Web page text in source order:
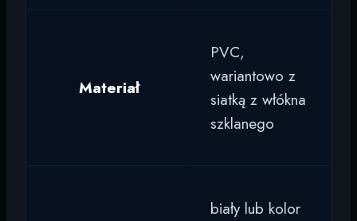
Materiał
PVC,
wariantowo z
siatką z włókna
szklanego
biały lub kolor